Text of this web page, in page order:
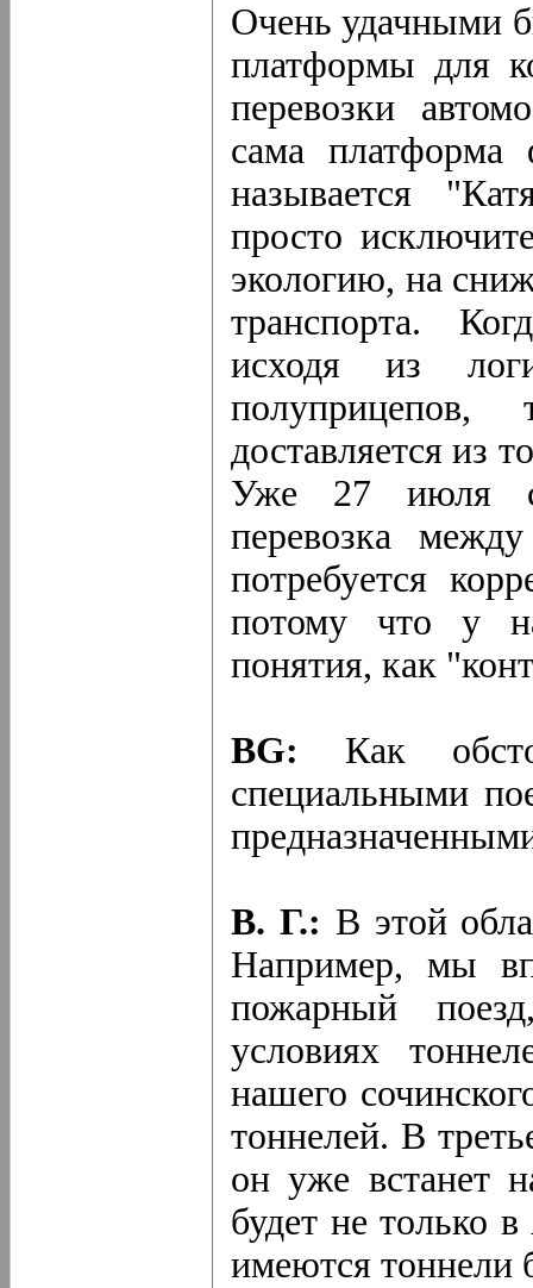
Очень удачными
платформы для
перевозки
сама платформа
называется
просто
экологию, на
транспорта.
исходя из
доставляется из
Уже 27 июля
перевозка
потребуется
потому что у
понятия, как
BG: Как
специальными
В. Г.: В этой
Например, мы
пожарный
условиях
нашего
тоннелей. В
он уже встанет
будет не только
имеются тоннели